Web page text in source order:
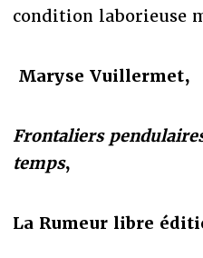
condition laborieuse
Maryse Vuillermet,
Frontaliers
temps,
La Rumeur libre